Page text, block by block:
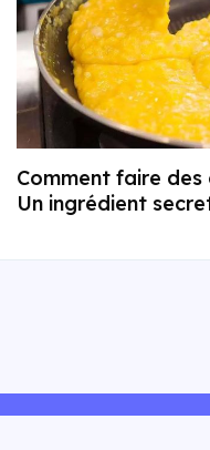
Comment faire
Un ingrédient